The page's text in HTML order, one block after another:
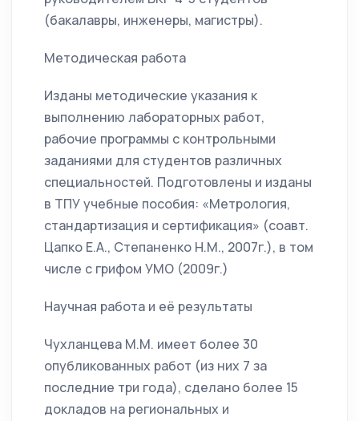
(бакалавры, инженеры, магистры).
Методическая работа
Изданы методические указания к
выполнению лабораторных работ,
рабочие программы с контрольными
заданиями для студентов различных
специальностей. Подготовлены и изданы
в ТПУ учебные пособия: «Метрология,
стандартизация и сертификация» (соавт.
Цапко Е.А., Степаненко Н.М., 2007г.), в том
числе с грифом УМО (2009г.)
Научная работа и её результаты
Чухланцева М.М. имеет более 30
опубликованных работ (из них 7 за
последние три года), сделано более 15
докладов на региональных и